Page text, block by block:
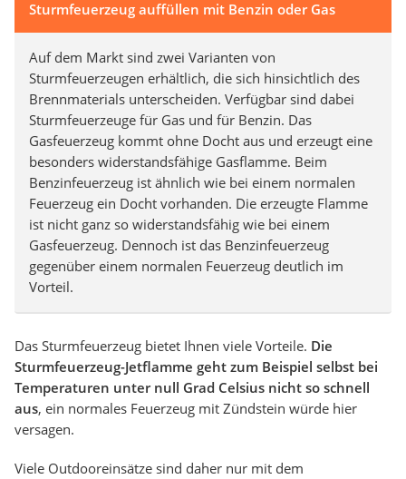
Sturmfeuerzeug auffüllen mit Benzin oder Gas
Auf dem Markt sind zwei Varianten von
Sturmfeuerzeugen erhältlich, die sich hinsichtlich des
Brennmaterials unterscheiden. Verfügbar sind dabei
Sturmfeuerzeuge für Gas und für Benzin. Das
Gasfeuerzeug kommt ohne Docht aus und erzeugt eine
besonders widerstandsfähige Gasflamme. Beim
Benzinfeuerzeug ist ähnlich wie bei einem normalen
Feuerzeug ein Docht vorhanden. Die erzeugte Flamme
ist nicht ganz so widerstandsfähig wie bei einem
Gasfeuerzeug. Dennoch ist das Benzinfeuerzeug
gegenüber einem normalen Feuerzeug deutlich im
Vorteil.
Das Sturmfeuerzeug bietet Ihnen viele Vorteile. Die
Sturmfeuerzeug-Jetflamme geht zum Beispiel selbst bei
Temperaturen unter null Grad Celsius nicht so schnell
aus, ein normales Feuerzeug mit Zündstein würde hier
versagen.
Viele Outdooreinsätze sind daher nur mit dem